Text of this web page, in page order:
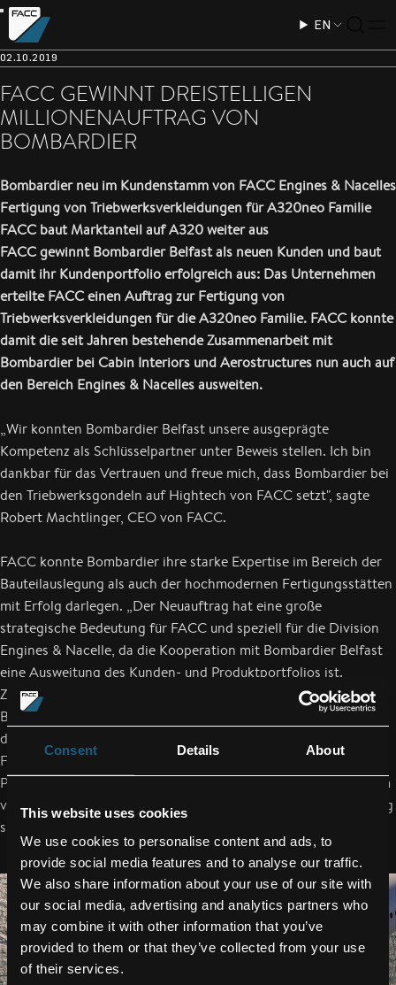
Consent Details About
This website uses cookies
We use cookies to personalise content and ads, to
provide social media features and to analyse our traffic.
We also share information about your use of our site with
our social media, advertising and analytics partners who
may combine it with other information that you’ve
provided to them or that they’ve collected from your use
of their services.
EN
02.10.2019
FACC GEWINNT DREISTELLIGEN
MILLIONENAUFTRAG VON
BOMBARDIER
Bombardier neu im Kundenstamm von FACC Engines & Nacelles
Fertigung von Triebwerksverkleidungen für A320neo Familie
FACC baut Marktanteil auf A320 weiter aus
FACC gewinnt Bombardier Belfast als neuen Kunden und baut
damit ihr Kundenportfolio erfolgreich aus: Das Unternehmen
erteilte FACC einen Auftrag zur Fertigung von
Triebwerksverkleidungen für die A320neo Familie. FACC konnte
damit die seit Jahren bestehende Zusammenarbeit mit
Bombardier bei Cabin Interiors und Aerostructures nun auch auf
den Bereich Engines & Nacelles ausweiten.
„Wir konnten Bombardier Belfast unsere ausgeprägte
Kompetenz als Schlüsselpartner unter Beweis stellen. Ich bin
dankbar für das Vertrauen und freue mich, dass Bombardier bei
den Triebwerksgondeln auf Hightech von FACC setzt", sagte
Robert Machtlinger, CEO von FACC.
FACC konnte Bombardier ihre starke Expertise im Bereich der
Bauteilauslegung als auch der hochmodernen Fertigungsstätten
mit Erfolg darlegen. „Der Neuauftrag hat eine große
strategische Bedeutung für FACC und speziell für die Division
Engines & Nacelle, da die Kooperation mit Bombardier Belfast
eine Ausweitung des Kunden- und Produktportfolios ist.
Zusätzlich baut FACC durch die Kooperation mit Bombardier
Belfast ihren Marktanteil auf der A320 Flugzeugfamilie, dem
derzeit weltweit erfolgreichsten Verkaufsschlager der Airbus-
Flugzeugfamilien, weiter aus“, erklärte Günter Nelböck, Vice
President Engines & Nacelle von FACC. „Ein stabiles Wachstum
von FACC Engines & Nacelles und die Schaffung von langfristig
sicheren Arbeitsplätzen in der Region sind damit garantiert.“